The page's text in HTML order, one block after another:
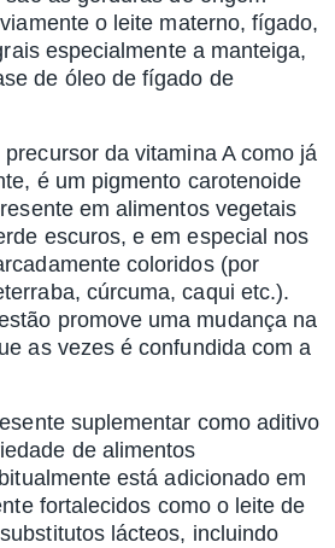
o leite materno, fígado,
especialmente a manteiga,
de óleo de fígado de
da vitamina A como já
é um pigmento carotenoide
em alimentos vegetais
escuros, e em especial nos
coloridos (por
cúrcuma, caqui etc.).
promove uma mudança na
as vezes é confundida com a
suplementar como aditivo
de alimentos
está adicionado em
fortalecidos como o leite de
lácteos, incluindo